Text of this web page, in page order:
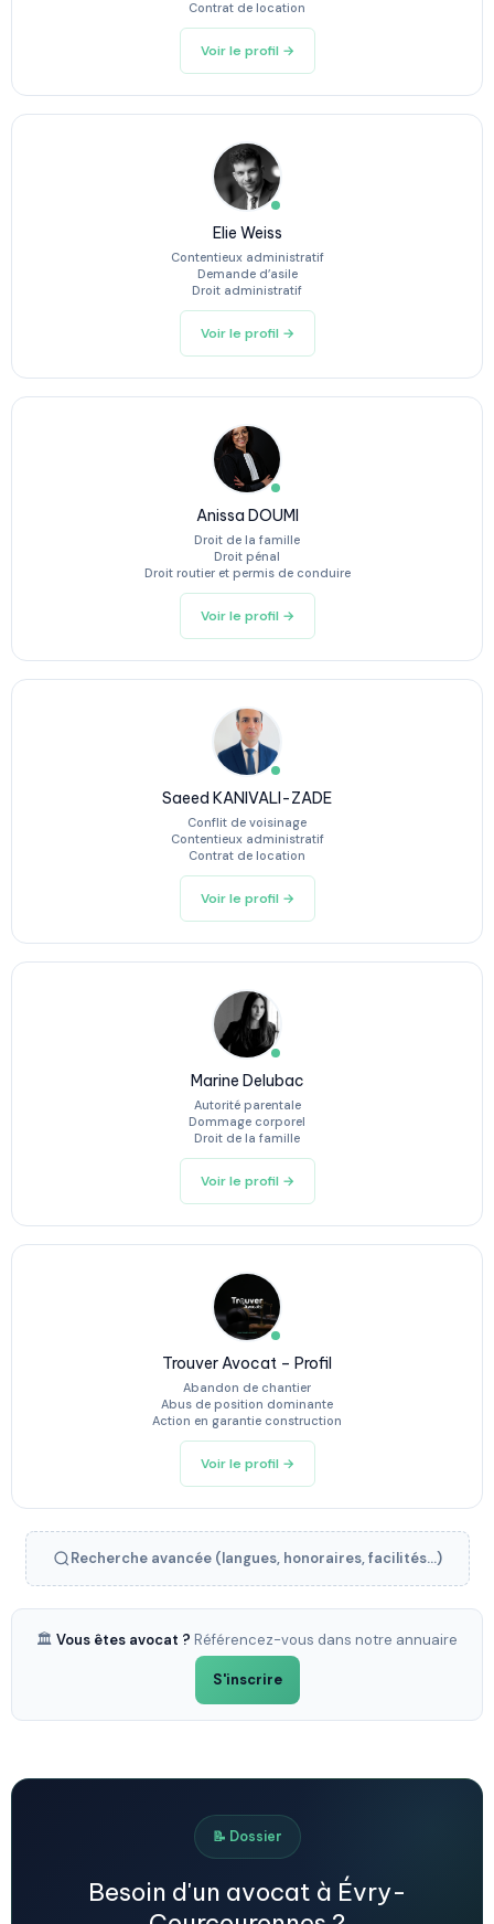
Contrat de location
Voir le profil →
Elie Weiss
Contentieux administratif
Demande d’asile
Droit administratif
Voir le profil →
Anissa DOUMI
Droit de la famille
Droit pénal
Droit routier et permis de conduire
Voir le profil →
Saeed KANIVALI-ZADE
Conflit de voisinage
Contentieux administratif
Contrat de location
Voir le profil →
Marine Delubac
Autorité parentale
Dommage corporel
Droit de la famille
Voir le profil →
Trouver Avocat – Profil
Abandon de chantier
Abus de position dominante
Action en garantie construction
Voir le profil →
Recherche avancée (langues, honoraires, facilités...)
🏛️ Vous êtes avocat ? Référencez-vous dans notre annuaire
S'inscrire
📝 Dossier
Besoin d'un avocat à Évry-